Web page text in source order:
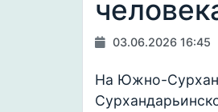
03.06.2026 16:45
На Южно-